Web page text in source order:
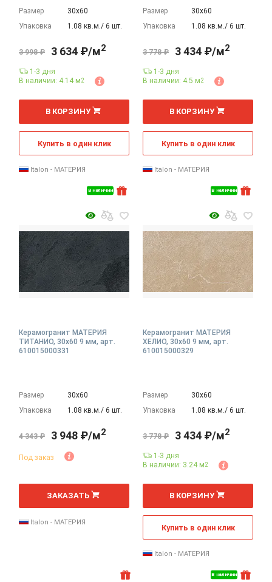
Размер
30х60
Упаковка
1.08 кв.м./ 6 шт.
В наличии
3 998 ₽ 3 634 ₽/м2
1-3 дня
В наличии: 4.14 м2
м
В КОРЗИНУ
Купить в один клик
Italon - МАТЕРИЯ
Размер
30х60
Упаковка
1.08 кв.м./ 6 шт.
В наличии
3 778 ₽ 3 434 ₽/м2
1-3 дня
В наличии: 4.5 м2
м
В КОРЗИНУ
Купить в один клик
Italon - МАТЕРИЯ
Керамогранит МАТЕРИЯ
ТИТАНИО, 30x60 9 мм, арт.
610015000331
Размер
30х60
Упаковка
1.08 кв.м./ 6 шт.
4 343 ₽ 3 948 ₽/м2
Под заказ
м
ЗАКАЗАТЬ
Italon - МАТЕРИЯ
Керамогранит МАТЕРИЯ
ХЕЛИО, 30x60 9 мм, арт.
610015000329
Размер
30х60
Упаковка
1.08 кв.м./ 6 шт.
В наличии
3 778 ₽ 3 434 ₽/м2
1-3 дня
В наличии: 3.24 м2
м
В КОРЗИНУ
Купить в один клик
Italon - МАТЕРИЯ